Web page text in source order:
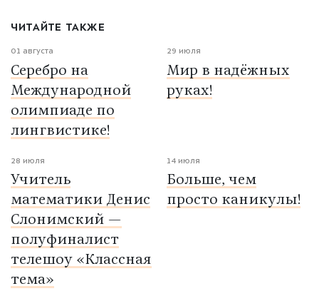
ЧИТАЙТЕ ТАКЖЕ
01 августа
Серебро на
Международной
олимпиаде по
лингвистике!
29 июля
Мир в надёжных
руках!
28 июля
Учитель
математики Денис
Слонимский —
полуфиналист
телешоу «Классная
тема»
14 июля
Больше, чем
просто каникулы!